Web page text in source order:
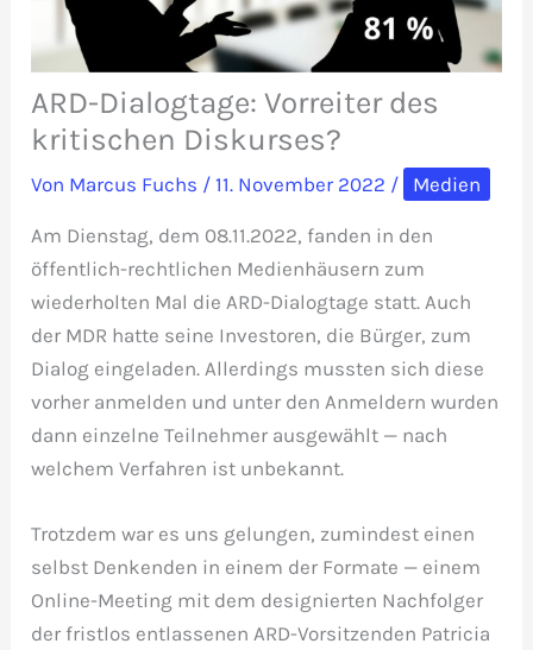
ARD-Dialogtage: Vorreiter des
kritischen Diskurses?
Von Marcus Fuchs /11. November 2022 / Medien
Am Dienstag, dem 08.11.2022, fanden in den
öffentlich-rechtlichen Medienhäusern zum
wiederholten Mal die ARD-Dialogtage statt. Auch
der MDR hatte seine Investoren, die Bürger, zum
Dialog eingeladen. Allerdings mussten sich diese
vorher anmelden und unter den Anmeldern wurden
dann einzelne Teilnehmer ausgewählt — nach
welchem Verfahren ist unbekannt.
Trotzdem war es uns gelungen, zumindest einen
selbst Denkenden in einem der Formate — einem
Online-Meeting mit dem designierten Nachfolger
der fristlos entlassenen ARD-Vorsitzenden Patricia